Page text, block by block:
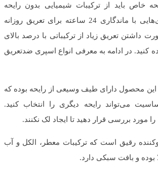
خاص باید از ترکیبات شیمیایی بدون رایحه
استفاده کنند. اسپری‌هایی با ماندگاری 24 ساعته برای تعریق روزانه
داشتن تعریق زیاد از ترکیباتی با درصد بالای
کنید. در ادامه به معرفی انواع اسپری ضدتعریق
این محصول دارای طیف وسیعی از رایحه بوده که
می‌تواند رایحه دیگری را انتخاب کنید.
مورد بررسی قرار دهید تا ایجاد لک نکنند.
رقیق است که ترکیبات معطر، الکل و آب
بوده و بافت سبکی دارد.